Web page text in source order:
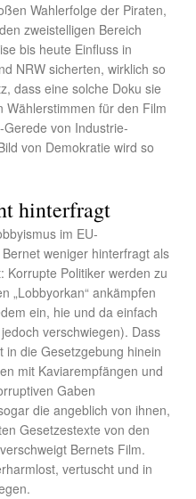
Wahlerfolge der Piraten,
zweistelligen Bereich
bis heute Einfluss in
NRW sicherten, wirklich so
dass eine solche Doku sie
Wählerstimmen für den Film
Gerede von Industrie-
von Demokratie wird so
hinterfragt
im EU-
weniger hinterfragt als
Korrupte Politiker werden zu
„Lobbyorkan“ ankämpfen
ein, hie und da einfach
verschwiegen). Dass
in die Gesetzgebung hinein
mit Kaviarempfängen und
Gaben
die angeblich von ihnen,
Gesetzestexte von den
Bernets Film.
vertuscht und in